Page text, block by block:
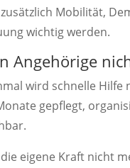
Mobilität,
wichtig werden.
Angehörige
wird schnelle Hilfe
gepflegt,
eigene Kraft nicht